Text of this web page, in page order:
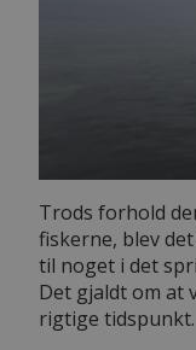
Trods forhold
fiskerne, blev
til noget i det
Det gjaldt om at
rigtige tidspunkt.